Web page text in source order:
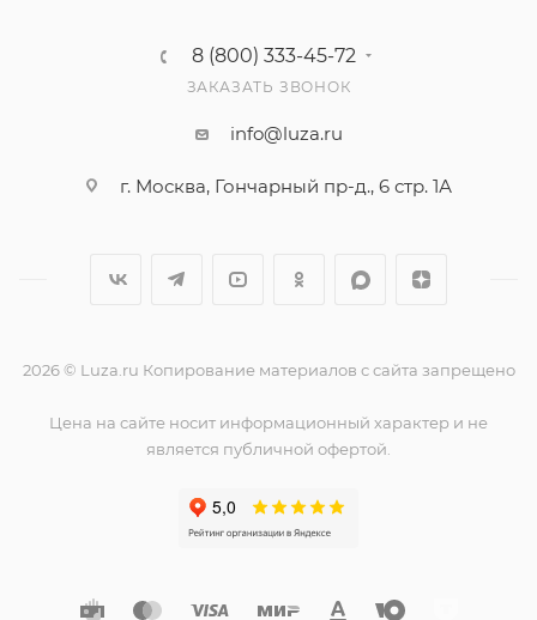
8 (800) 333-45-72
ЗАКАЗАТЬ ЗВОНОК
info@luza.ru
г. Москва, Гончарный пр-д., 6 стр. 1А
2026 © Luza.ru Копирование материалов с сайта запрещено
Цена на сайте носит информационный характер и не
является публичной офертой.